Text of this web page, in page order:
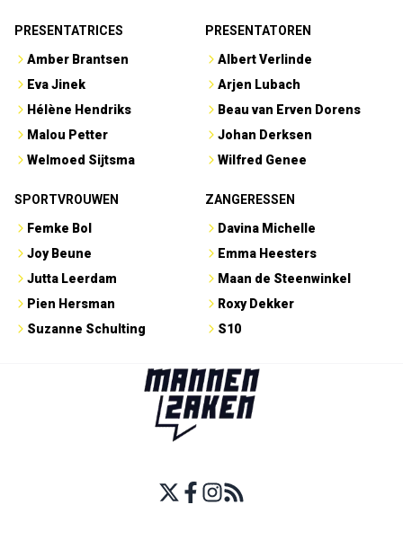
PRESENTATRICES
Amber Brantsen
Eva Jinek
Hélène Hendriks
Malou Petter
Welmoed Sijtsma
PRESENTATOREN
Albert Verlinde
Arjen Lubach
Beau van Erven Dorens
Johan Derksen
Wilfred Genee
SPORTVROUWEN
Femke Bol
Joy Beune
Jutta Leerdam
Pien Hersman
Suzanne Schulting
ZANGERESSEN
Davina Michelle
Emma Heesters
Maan de Steenwinkel
Roxy Dekker
S10